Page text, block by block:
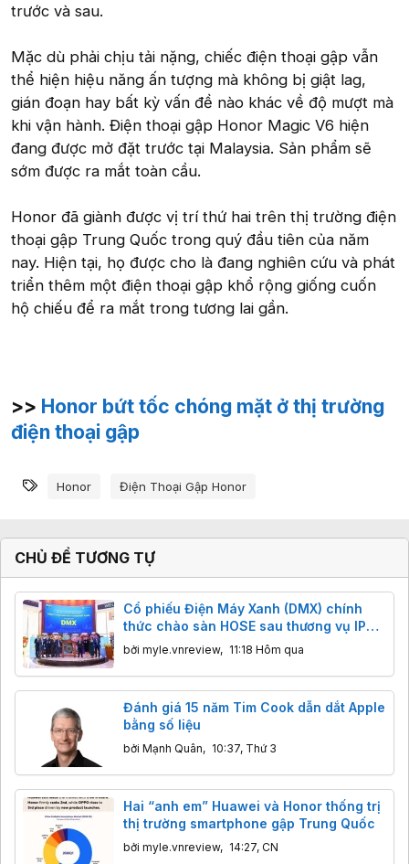
trước và sau.
Mặc dù phải chịu tải nặng, chiếc điện thoại gập vẫn
thể hiện hiệu năng ấn tượng mà không bị giật lag,
gián đoạn hay bất kỳ vấn đề nào khác về độ mượt mà
khi vận hành. Điện thoại gập Honor Magic V6 hiện
đang được mở đặt trước tại Malaysia. Sản phẩm sẽ
sớm được ra mắt toàn cầu.
Honor đã giành được vị trí thứ hai trên thị trường điện
thoại gập Trung Quốc trong quý đầu tiên của năm
nay. Hiện tại, họ được cho là đang nghiên cứu và phát
triển thêm một điện thoại gập khổ rộng giống cuốn
hộ chiếu để ra mắt trong tương lai gần.
>> Honor bứt tốc chóng mặt ở thị trường
điện thoại gập
Từ khóa
Honor Điện Thoại Gập Honor
CHỦ ĐỀ TƯƠNG TỰ
Cổ phiếu Điện Máy Xanh (DMX) chính
thức chào sàn HOSE sau thương vụ IPO
tỷ đô
bởi myle.vnreview, 11:18 Hôm qua
Đánh giá 15 năm Tim Cook dẫn dắt Apple
bằng số liệu
bởi Mạnh Quân, 10:37, Thứ 3
Hai “anh em” Huawei và Honor thống trị
thị trường smartphone gập Trung Quốc
bởi myle.vnreview, 14:27, CN